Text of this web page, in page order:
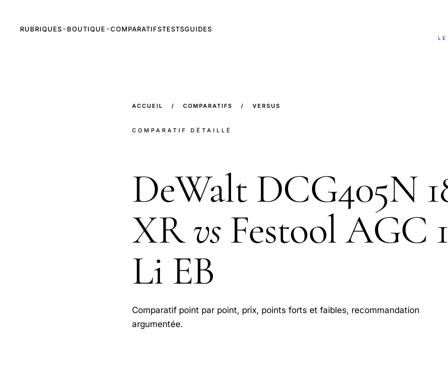
RUBRIQUES BOUTIQUE COMPARATIFSTESTSGUIDES
LE
ACCUEIL / COMPARATIFS / VERSUS
COMPARATIF DÉTAILLÉ
DeWalt DCG405N
XRvsFestool AGC
Li EB
Comparatif point par point, prix, points forts et faibles, recommandation
argumentée.